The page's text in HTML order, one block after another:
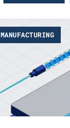
MANUFACTURING